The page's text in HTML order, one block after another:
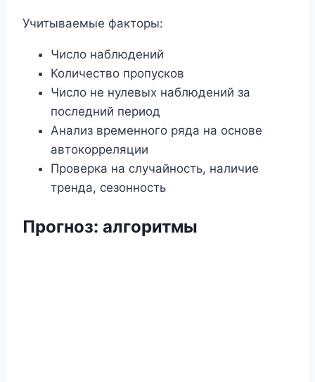
Учитываемые факторы:
Число наблюдений
Количество пропусков
Число не нулевых наблюдений за
последний период
Анализ временного ряда на основе
автокорреляции
Проверка на случайность, наличие
тренда, сезонность
Прогноз: алгоритмы